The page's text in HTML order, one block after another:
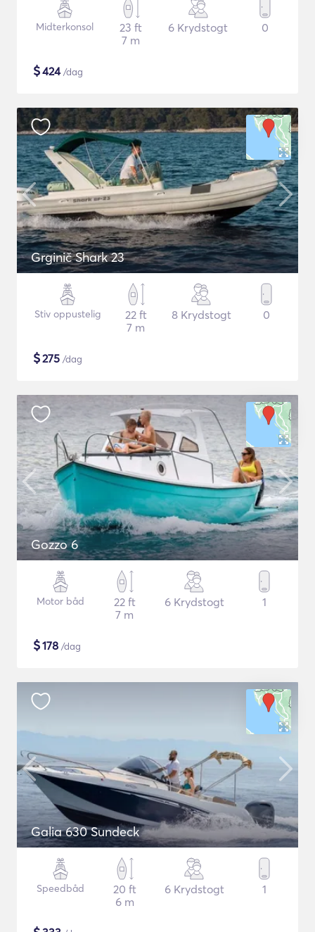
Midterkonsol
23 ft
7 m
6 Krydstogt 0
$424/dag
Grginič Shark 23
Stiv oppustelig
22 ft
7 m
8 Krydstogt 0
$275 /dag
Gozzo 6
Motor båd
22 ft
7 m
6 Krydstogt 1
$178 /dag
Galia 630 Sundeck
Speedbåd
20 ft
6 m
6 Krydstogt 1